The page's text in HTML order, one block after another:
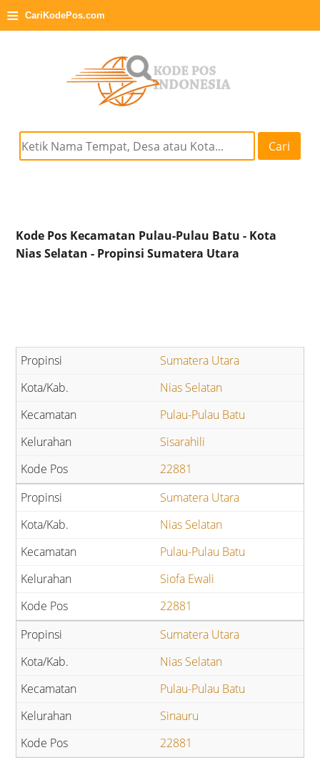
≡ CariKodePos.com
Cari
Kode Pos Kecamatan Pulau-Pulau Batu - Kota
Nias Selatan - Propinsi Sumatera Utara
Sumatera Utara
Nias Selatan
Pulau-Pulau Batu
Sisarahili
22881
Sumatera Utara
Nias Selatan
Pulau-Pulau Batu
Siofa Ewali
22881
Sumatera Utara
Nias Selatan
Pulau-Pulau Batu
Sinauru
22881